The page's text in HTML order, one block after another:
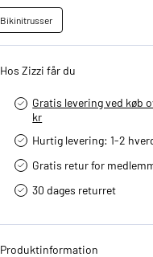
Bikinitrusser
Hos Zizzi får du
Gratis levering ved køb
kr
Hurtig levering­: 1-2
Gratis retur for
30 dages returret
Produktinformation